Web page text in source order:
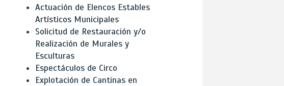
Actuación de Elencos Estables
Artísticos Municipales
Solicitud de Restauración y/o
Realización de Murales y
Esculturas
Espectáculos de Circo
Explotación de Cantinas en